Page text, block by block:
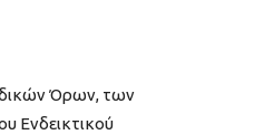
Όρων, των
Ενδεικτικού